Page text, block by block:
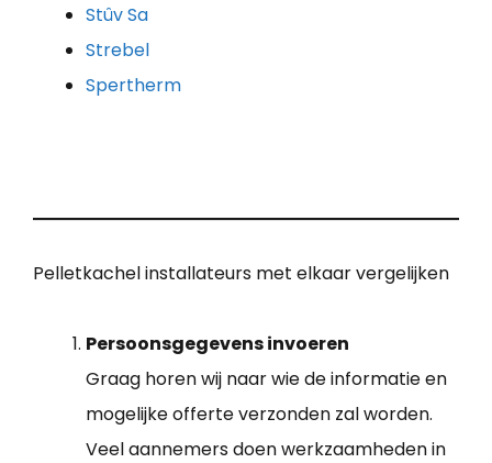
Stûv Sa
Strebel
Spertherm
Pelletkachel installateurs met elkaar vergelijken
Persoonsgegevens invoeren
Graag horen wij naar wie de informatie en
mogelijke offerte verzonden zal worden.
Veel aannemers doen werkzaamheden in